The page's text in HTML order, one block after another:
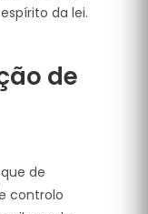
da lei.
de
de
controlo